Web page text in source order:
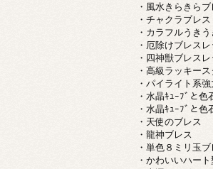
・風水きらきら
・チャクラブレス
・カラフルうき
・厄除けブレスレ
・四神獣ブレスレ
・高級ラッキー
・パイライト系
・水晶ｷｭｰﾌﾞと色
・水晶ｷｭｰﾌﾞと
・天使のブレス
・龍神ブレス
・単色８ミリ玉
・かわいいハー